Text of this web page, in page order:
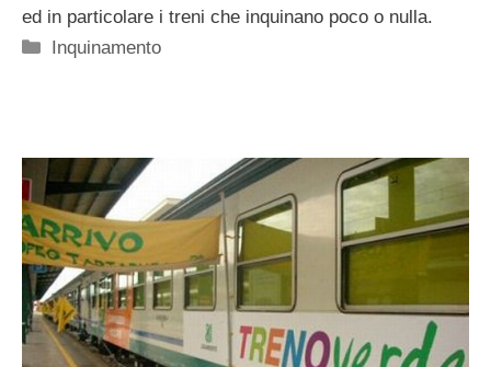
ed in particolare i treni che inquinano poco o nulla.
Categorie
Inquinamento